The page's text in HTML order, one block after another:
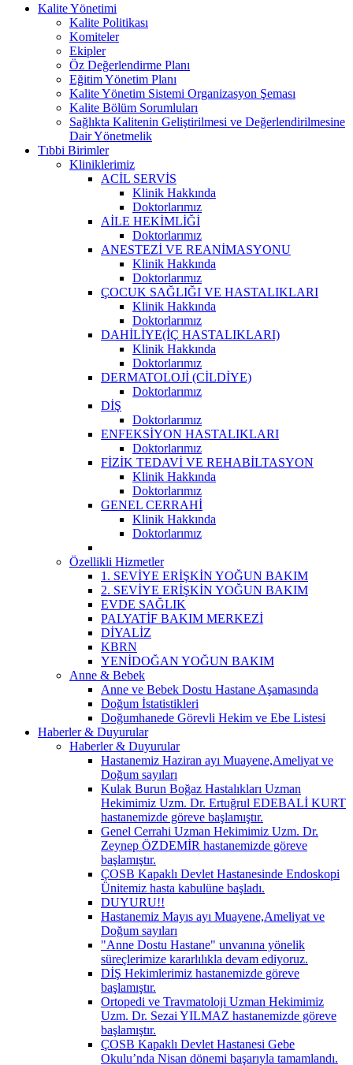
Kalite Yönetimi
Kalite Politikası
Komiteler
Ekipler
Öz Değerlendirme Planı
Eğitim Yönetim Planı
Kalite Yönetim Sistemi Organizasyon Şeması
Kalite Bölüm Sorumluları
Sağlıkta Kalitenin Geliştirilmesi ve Değerlendirilmesine
Dair Yönetmelik
Tıbbi Birimler
Kliniklerimiz
ACİL SERVİS
Klinik Hakkında
Doktorlarımız
AİLE HEKİMLİĞİ
Doktorlarımız
ANESTEZİ VE REANİMASYONU
Klinik Hakkında
Doktorlarımız
ÇOCUK SAĞLIĞI VE HASTALIKLARI
Klinik Hakkında
Doktorlarımız
DAHİLİYE(İÇ HASTALIKLARI)
Klinik Hakkında
Doktorlarımız
DERMATOLOJİ (CİLDİYE)
Doktorlarımız
DİŞ
Doktorlarımız
ENFEKSİYON HASTALIKLARI
Doktorlarımız
FİZİK TEDAVİ VE REHABİLTASYON
Klinik Hakkında
Doktorlarımız
GENEL CERRAHİ
Klinik Hakkında
Doktorlarımız
Özellikli Hizmetler
1. SEVİYE ERİŞKİN YOĞUN BAKIM
2. SEVİYE ERİŞKİN YOĞUN BAKIM
EVDE SAĞLIK
PALYATİF BAKIM MERKEZİ
DİYALİZ
KBRN
YENİDOĞAN YOĞUN BAKIM
Anne & Bebek
Anne ve Bebek Dostu Hastane Aşamasında
Doğum İstatistikleri
Doğumhanede Görevli Hekim ve Ebe Listesi
Haberler & Duyurular
Haberler & Duyurular
Hastanemiz Haziran ayı Muayene,Ameliyat ve
Doğum sayıları
Kulak Burun Boğaz Hastalıkları Uzman
Hekimimiz Uzm. Dr. Ertuğrul EDEBALİ KURT
hastanemizde göreve başlamıştır.
Genel Cerrahi Uzman Hekimimiz Uzm. Dr.
Zeynep ÖZDEMİR hastanemizde göreve
başlamıştır.
ÇOSB Kapaklı Devlet Hastanesinde Endoskopi
Ünitemiz hasta kabulüne başladı.
DUYURU!!
Hastanemiz Mayıs ayı Muayene,Ameliyat ve
Doğum sayıları
"Anne Dostu Hastane" unvanına yönelik
süreçlerimize kararlılıkla devam ediyoruz.
DİŞ Hekimlerimiz hastanemizde göreve
başlamıştır.
Ortopedi ve Travmatoloji Uzman Hekimimiz
Uzm. Dr. Sezai YILMAZ hastanemizde göreve
başlamıştır.
ÇOSB Kapaklı Devlet Hastanesi Gebe
Okulu’nda Nisan dönemi başarıyla tamamlandı.